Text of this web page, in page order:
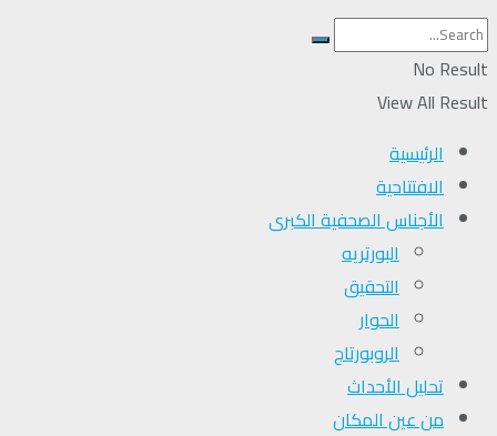
No Result
View All Result
الرئيسية
الافتتاحية
الأجناس الصحفية الكبرى
البورتريه
التحقیق
الحوار
الروبورتاج
تحلیل الأحداث
من عين المكان